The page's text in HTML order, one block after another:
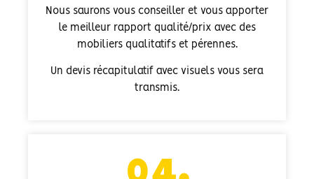
Nous saurons vous conseiller et vous apporter
le meilleur rapport qualité/prix avec des
mobiliers qualitatifs et pérennes.
Un devis récapitulatif avec visuels vous sera
transmis.